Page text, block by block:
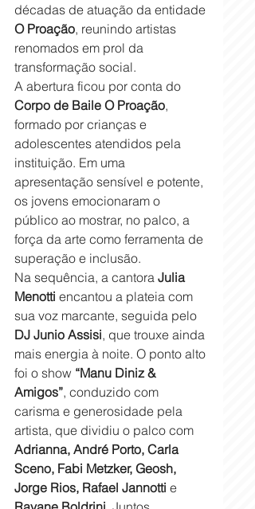
décadas de atuação da entidade
O Proação, reunindo artistas
renomados em prol da
transformação social.
A abertura ficou por conta do
Corpo de Baile O Proação,
formado por crianças e
adolescentes atendidos pela
instituição. Em uma
apresentação sensível e potente,
os jovens emocionaram o
público ao mostrar, no palco, a
força da arte como ferramenta de
superação e inclusão.
Na sequência, a cantora Julia
Menotti encantou a plateia com
sua voz marcante, seguida pelo
DJ Junio Assisi, que trouxe ainda
mais energia à noite. O ponto alto
foi o show “Manu Diniz &
Amigos”, conduzido com
carisma e generosidade pela
artista, que dividiu o palco com
Adrianna, André Porto, Carla
Sceno, Fabi Metzker, Geosh,
Jorge Rios, Rafael Jannotti e